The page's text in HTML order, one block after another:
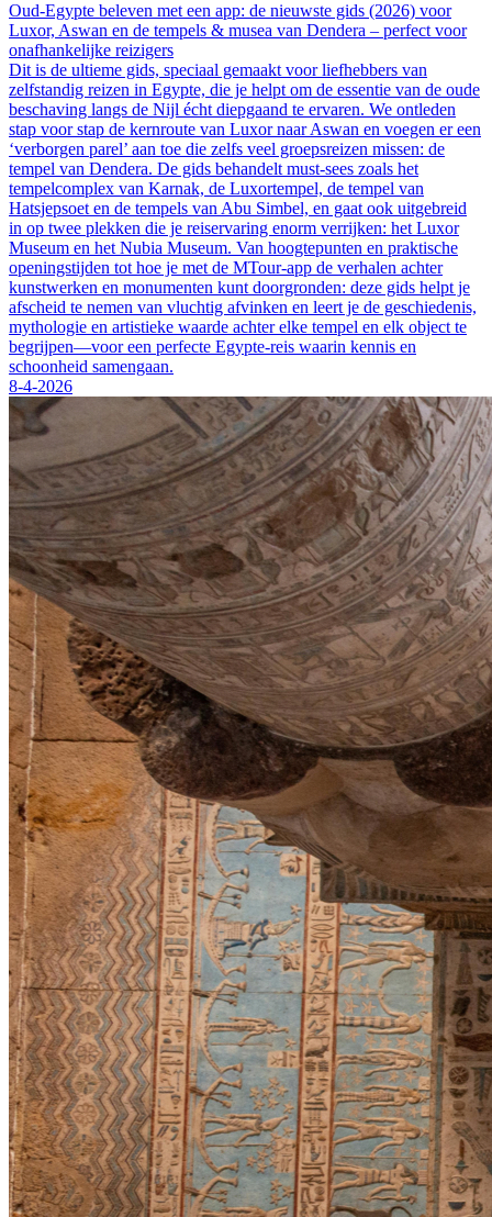
Oud-Egypte beleven met een app: de nieuwste gids (2026) voor
Luxor, Aswan en de tempels & musea van Dendera – perfect voor
onafhankelijke reizigers
Dit is de ultieme gids, speciaal gemaakt voor liefhebbers van
zelfstandig reizen in Egypte, die je helpt om de essentie van de oude
beschaving langs de Nijl écht diepgaand te ervaren. We ontleden
stap voor stap de kernroute van Luxor naar Aswan en voegen er een
‘verborgen parel’ aan toe die zelfs veel groepsreizen missen: de
tempel van Dendera. De gids behandelt must-sees zoals het
tempelcomplex van Karnak, de Luxortempel, de tempel van
Hatsjepsoet en de tempels van Abu Simbel, en gaat ook uitgebreid
in op twee plekken die je reiservaring enorm verrijken: het Luxor
Museum en het Nubia Museum. Van hoogtepunten en praktische
openingstijden tot hoe je met de MTour-app de verhalen achter
kunstwerken en monumenten kunt doorgronden: deze gids helpt je
afscheid te nemen van vluchtig afvinken en leert je de geschiedenis,
mythologie en artistieke waarde achter elke tempel en elk object te
begrijpen—voor een perfecte Egypte-reis waarin kennis en
schoonheid samengaan.
8-4-2026